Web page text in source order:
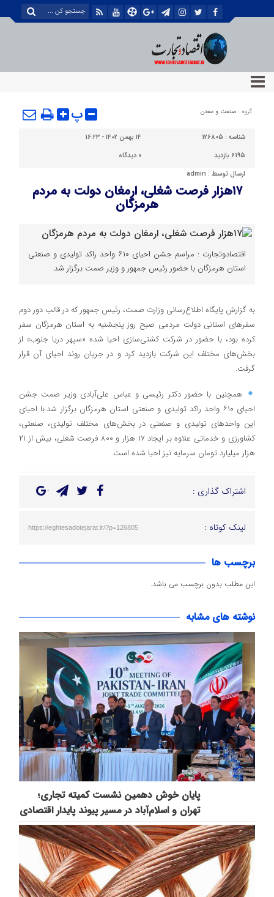
گروه : صنعت و معدن پ
شناسه : 126805
۱۴ بهمن ۱۴۰۲ - ۱۶:۲۳
6195 بازدید
0 دیدگاه
ارسال توسط : admin
۱۷هزار فرصت شغلی، ارمغان دولت به مردم
هرمزگان
اقتصادوتجارت : مراسم جشن احیای ۶۱۰ واحد راکد تولیدی و صنعتی
استان هرمزگان با حضور رئیس جمهور و وزیر صمت برگزار شد.
به گزارش پایگاه اطلاع‌رسانی وزارت صمت، رئیس جمهور که در قالب دور دوم
سفر‌های استانی دولت مردمی صبح روز پنجشنبه به استان هرمزگان سفر
کرده بود، با حضور در شرکت کشتی‌سازی احیا شده «سپهر دریا جنوب» از
بخش‌های مختلف این شرکت بازدید کرد و در جریان روند احیای آن قرار
گرفت.
همچنین با حضور دکتر رئیسی و عباس علی‌آبادی وزیر صمت جشن
احیای ۶۱۰ واحد راکد تولیدی و صنعتی استان هرمزگان برگزار شد.با احیای
این واحد‌های تولیدی و صنعتی در بخش‌های مختلف تولیدی، صنعتی،
کشاورزی و خدماتی علاوه بر ایجاد ۱۷ هزار و ۸۰۰ فرصت شغلی، بیش از ۲۱
هزار میلیارد تومان سرمایه نیز احیا شده است.
اشتراک گذاری :
لینک کوتاه : https://eghtesadotejarat.ir/?p=126805
برچسب ها
این مطلب بدون برچسب می باشد.
نوشته های مشابه
پایان خوش دهمین نشست کمیته تجاری؛
تهران و اسلام‌آباد در مسیر پیوند پایدار اقتصادی